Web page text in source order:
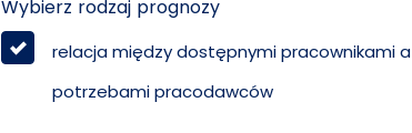
Wybierz rodzaj prognozy
relacja między dostępnymi pracownikami a
potrzebami pracodawców